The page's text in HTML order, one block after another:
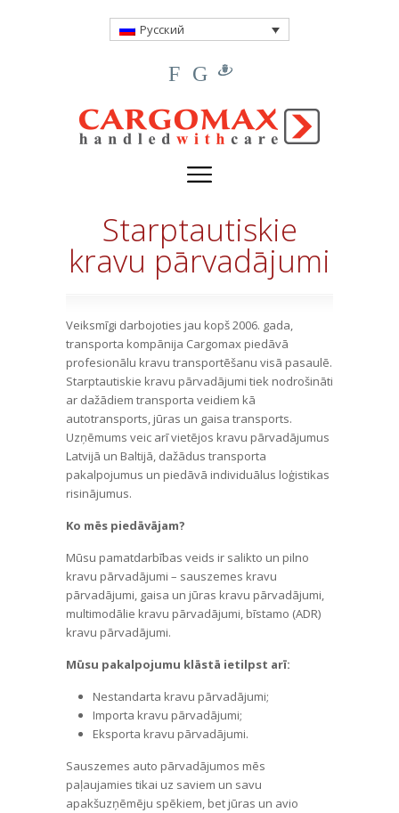
Русский
F G
Starptautiskie
kravu pārvadājumi
Veiksmīgi darbojoties jau kopš 2006. gada,
transporta kompānija Cargomax piedāvā
profesionālu kravu transportēšanu visā pasaulē.
Starptautiskie kravu pārvadājumi tiek nodrošināti
ar dažādiem transporta veidiem kā
autotransports, jūras un gaisa transports.
Uzņēmums veic arī vietējos kravu pārvadājumus
Latvijā un Baltijā, dažādus transporta
pakalpojumus un piedāvā individuālus loģistikas
risinājumus.
Ko mēs piedāvājam?
Mūsu pamatdarbības veids ir salikto un pilno
kravu pārvadājumi – sauszemes kravu
pārvadājumi, gaisa un jūras kravu pārvadājumi,
multimodālie kravu pārvadājumi, bīstamo (ADR)
kravu pārvadājumi.
Mūsu pakalpojumu klāstā ietilpst arī:
Nestandarta kravu pārvadājumi;
Importa kravu pārvadājumi;
Eksporta kravu pārvadājumi.
Sauszemes auto pārvadājumos mēs
paļaujamies tikai uz saviem un savu
apakšuzņēmēju spēkiem, bet jūras un avio